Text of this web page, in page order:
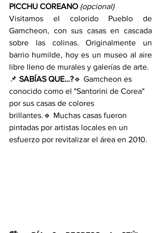
PICCHU COREANO (opcional)
Visitamos el colorido Pueblo de
Gamcheon, con sus casas en cascada
sobre las colinas. Originalmente un
barrio humilde, hoy es un museo al aire
libre lleno de murales y galerías de arte.
📌 SABÍAS QUE…?🔹 Gamcheon es
conocido como el "Santorini de Corea"
por sus casas de colores
brillantes.🔹 Muchas casas fueron
pintadas por artistas locales en un
esfuerzo por revitalizar el área en 2010.